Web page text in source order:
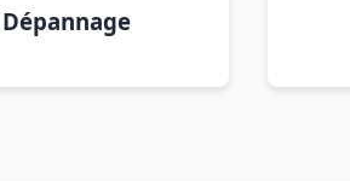
Dépannage